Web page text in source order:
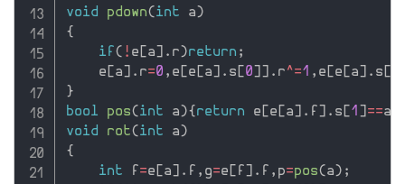
void
pdown(int a)
{
if ( ! e [a] . r)return ;
    e
[a] . r=0 , e [e [a] . s [0] ] . r ^=1 , e [e [a] . s [
}
bool
pos(int a){return e [e [a] . f ] . s [1 ] ==a
void
rot(int a)
{
int f =e [a] . f , g=e [ f ] . f , p=pos(a) ;